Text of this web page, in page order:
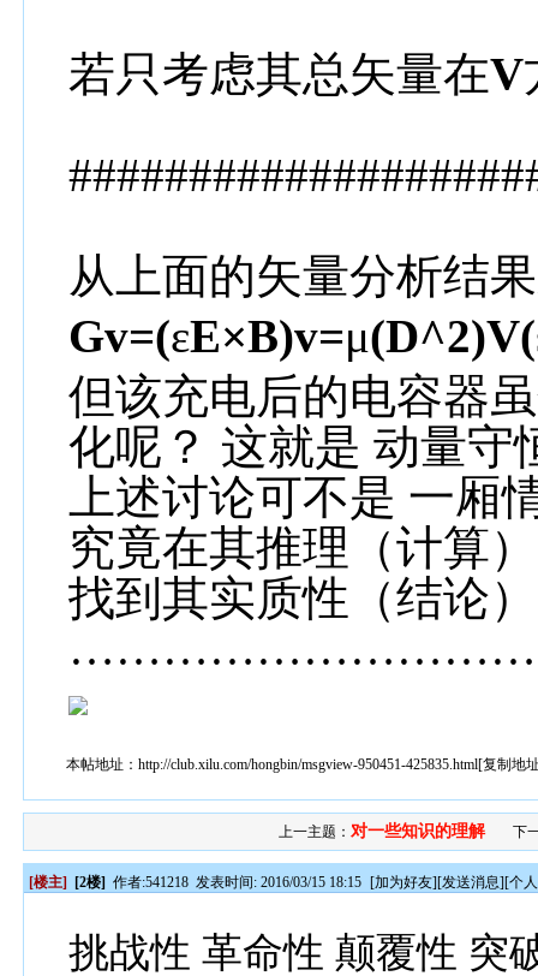
若只考虑其总矢量在V
从上面的矢量分析结
Gv=(εE×B)v=μ(D^2)V(
但该充电后的电容器
化呢？ 这就是 动量守
上述讨论可不是 一
究竟在其推理（计算
找到其实质性（结论
本帖地址：http://club.xilu.com/hongbin/msgview-950451-425835.html[复制地
上一主题： 对一些知识的理解 下
[楼主] [2楼] 作者:541218 发表时间: 2016/03/15 18:15 [加为好友][发送消息][个
挑战性 革命性 颠覆性